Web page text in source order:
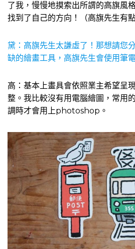
了我，慢慢地摸索出所謂的高旗風
找到了自己的方向！（高旗先生有
黛：高旗先生太謙虛了！那想請您
缺的繪畫工具，高旗先生會使用筆
高：基本上畫具會依照業主希望呈
整。我比較沒有用電腦繪圖，常用
調時才會用上photoshop。